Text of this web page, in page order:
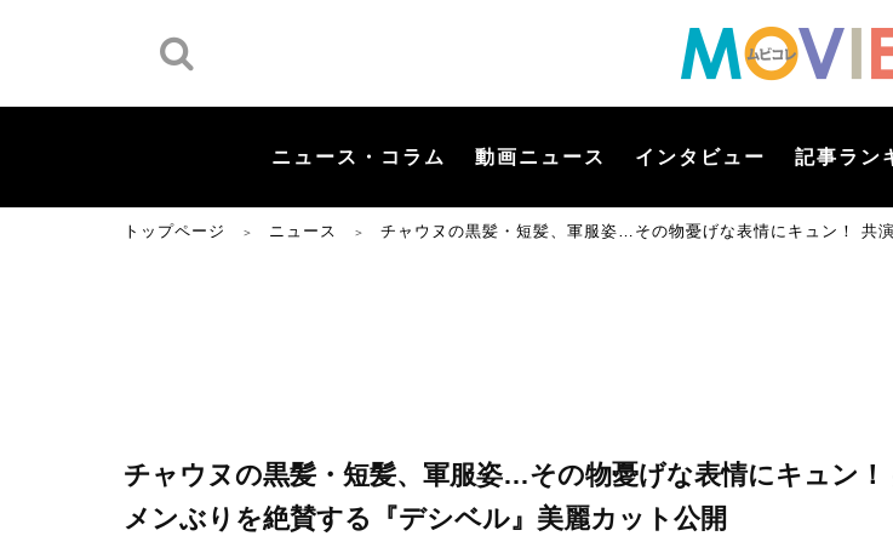
ニュース・コラム 動画ニュース インタビュー 記事ラン
トップページ ＞ ニュース ＞ チャウヌの黒髪・短髪、軍服姿…その物憂げな表情にキュン！ 共
チャウヌの黒髪・短髪、軍服姿…その物憂げな表情にキュン！
メンぶりを絶賛する『デシベル』美麗カット公開